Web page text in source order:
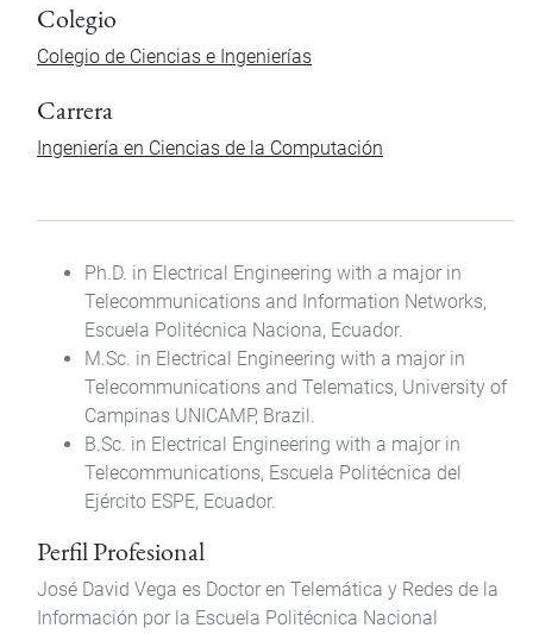
Colegio
Colegio de Ciencias e Ingenierías
Carrera
Ingeniería en Ciencias de la Computación
Ph.D. in Electrical Engineering with a major in
Telecommunications and Information Networks,
Escuela Politécnica Naciona, Ecuador.
M.Sc. in Electrical Engineering with a major in
Telecommunications and Telematics, University of
Campinas UNICAMP, Brazil.
B.Sc. in Electrical Engineering with a major in
Telecommunications, Escuela Politécnica del
Ejército ESPE, Ecuador.
Perfil Profesional
José David Vega es Doctor en Telemática y Redes de la
Información por la Escuela Politécnica Nacional